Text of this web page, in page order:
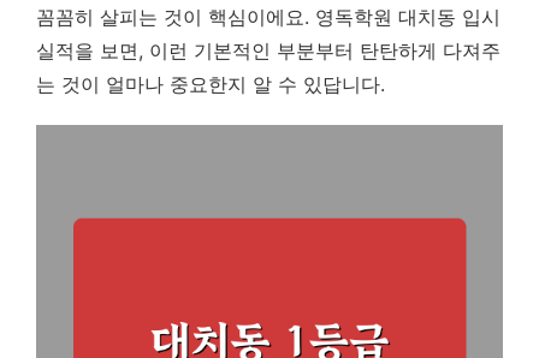
꼼꼼히 살피는 것이 핵심이에요. 영독학원 대치동 입시
실적을 보면, 이런 기본적인 부분부터 탄탄하게 다져주
는 것이 얼마나 중요한지 알 수 있답니다.